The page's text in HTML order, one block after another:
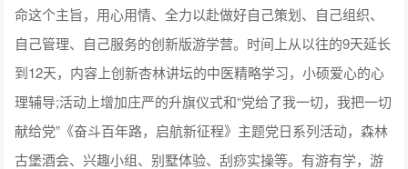
命这个主旨，用心用情、全力以赴做好自己策划、自己组织、
自己管理、自己服务的创新版游学营。时间上从以往的9天延长
到12天，内容上创新杏林讲坛的中医精略学习，小硕爱心的心
理辅导;活动上增加庄严的升旗仪式和“党给了我一切，我把一切
献给党”《奋斗百年路，启航新征程》主题党日系列活动，森林
古堡酒会、兴趣小组、别墅体验、刮痧实操等。有游有学，游